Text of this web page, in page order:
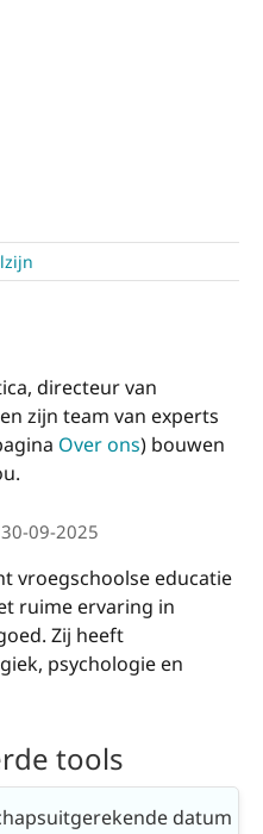
directeur van
zijn team van experts
Over ons) bouwen
30-09-2025
vroegschoolse educatie
ruime ervaring in
Zij heeft
psychologie en
tools
datum